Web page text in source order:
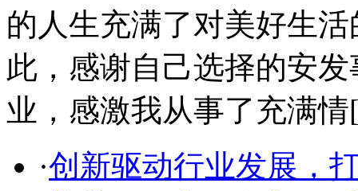
的人生充满了对美好生
此，感谢自己选择的安
业，感激我从事了充满情
·创新驱动行业发展，